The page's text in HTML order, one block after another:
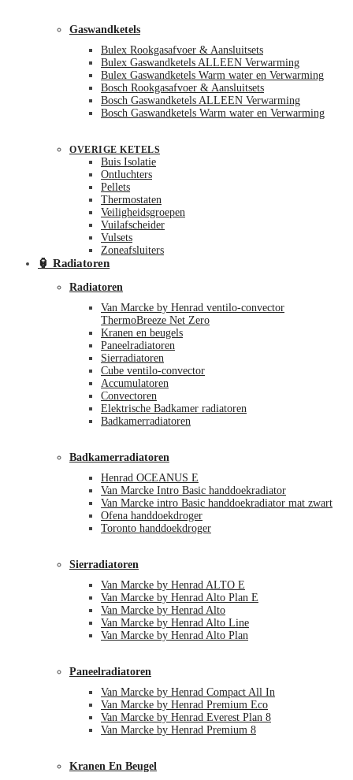
Gaswandketels
Bulex Rookgasafvoer & Aansluitsets
Bulex Gaswandketels ALLEEN Verwarming
Bulex Gaswandketels Warm water en Verwarming
Bosch Rookgasafvoer & Aansluitsets
Bosch Gaswandketels ALLEEN Verwarming
Bosch Gaswandketels Warm water en Verwarming
OVERIGE KETELS
Buis Isolatie
Ontluchters
Pellets
Thermostaten
Veiligheidsgroepen
Vuilafscheider
Vulsets
Zoneafsluiters
🏮 Radiatoren
Radiatoren
Van Marcke by Henrad ventilo-convector
ThermoBreeze Net Zero
Kranen en beugels
Paneelradiatoren
Sierradiatoren
Cube ventilo-convector
Accumulatoren
Convectoren
Elektrische Badkamer radiatoren
Badkamerradiatoren
Badkamerradiatoren
Henrad OCEANUS E
Van Marcke Intro Basic handdoekradiator
Van Marcke intro Basic handdoekradiator mat zwart
Ofena handdoekdroger
Toronto handdoekdroger
Sierradiatoren
Van Marcke by Henrad ALTO E
Van Marcke by Henrad Alto Plan E
Van Marcke by Henrad Alto
Van Marcke by Henrad Alto Line
Van Marcke by Henrad Alto Plan
Paneelradiatoren
Van Marcke by Henrad Compact All In
Van Marcke by Henrad Premium Eco
Van Marcke by Henrad Everest Plan 8
Van Marcke by Henrad Premium 8
Kranen En Beugel